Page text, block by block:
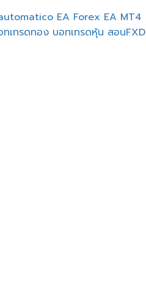
EA Forex EA MT4
ทเทรดทอง บอทเทรดหุ้น สอน